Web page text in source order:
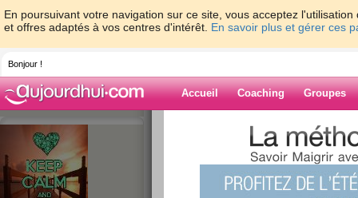
En poursuivant votre navigation sur ce site, vous acceptez
et offres adaptés à vos centres d'intérêt. En savoir plus et gérer ces
Bonjour !
Accueil Coaching Groupes
> micheleflochic >
Blog de